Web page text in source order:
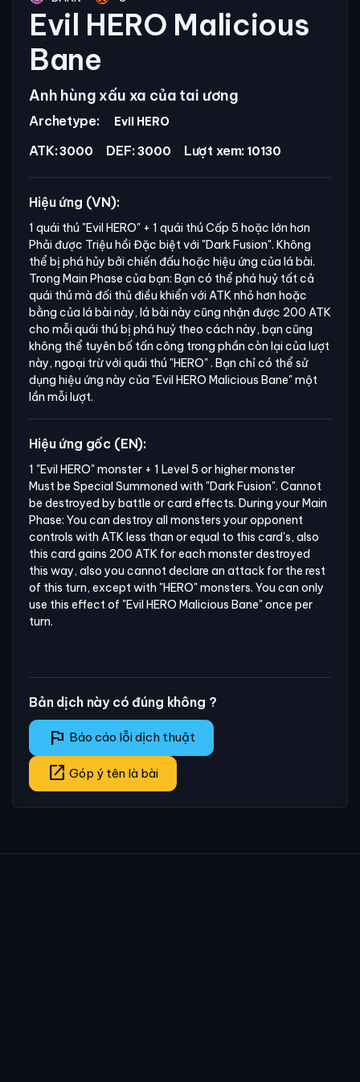
Evil HERO Malicious
Bane
Anh hùng xấu xa của tai ương
Archetype: Evil HERO
ATK:3000 DEF: 3000 Lượt xem: 10130
Hiệu ứng (VN):
1 quái thú "Evil HERO" + 1 quái thú Cấp 5 hoặc lớn hơn
Phải được Triệu hồi Đặc biệt với "Dark Fusion". Không
thể bị phá hủy bởi chiến đấu hoặc hiệu ứng của lá bài.
Trong Main Phase của bạn: Bạn có thể phá huỷ tất cả
quái thú mà đối thủ điều khiển với ATK nhỏ hơn hoặc
bằng của lá bài này, lá bài này cũng nhận được 200 ATK
cho mỗi quái thú bị phá huỷ theo cách này, bạn cũng
không thể tuyên bố tấn công trong phần còn lại của lượt
này, ngoại trừ với quái thú "HERO". Bạn chỉ có thể sử
dụng hiệu ứng này của "Evil HERO Malicious Bane"một
lần mỗi lượt.
Hiệu ứng gốc (EN):
1 "Evil HERO" monster + 1 Level 5 or higher monster
Must be Special Summoned with "Dark Fusion". Cannot
be destroyed by battle or card effects. During your Main
Phase: You can destroy all monsters your opponent
controls with ATK less than or equal to this card's, also
this card gains 200 ATK for each monster destroyed
this way, also you cannot declare an attack for the rest
of this turn, except with "HERO" monsters. You can only
use this effect of "Evil HERO Malicious Bane" once per
turn.
Bản dịch này có đúng không ?
flag Báo cáo lỗi dịch thuật
open_in_new Góp ý tên là bài